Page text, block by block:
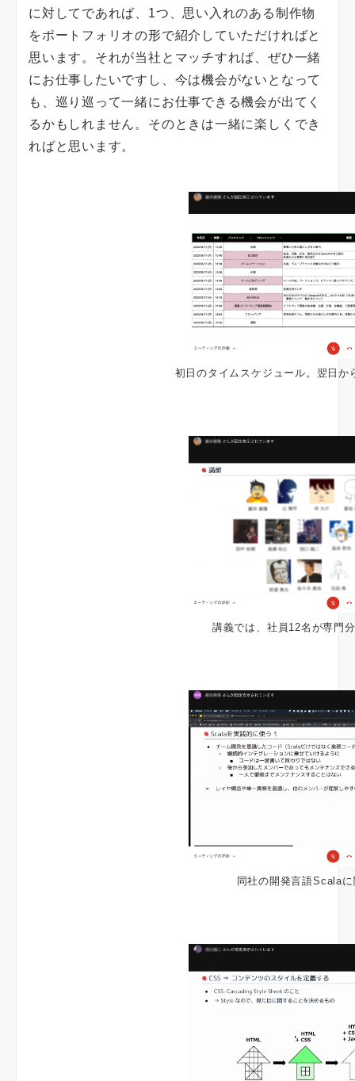
に対してであれば、1つ、思い入れのある制作物
をポートフォリオの形で紹介していただければと
思います。それが当社とマッチすれば、ぜひ一緒
にお仕事したいですし、今は機会がないとなって
も、巡り巡って一緒にお仕事できる機会が出てく
るかもしれません。そのときは一緒に楽しくでき
ればと思います。
初日のタイムスケジュール。翌日
講義では、社員12名が専門
同社の開発言語Scala